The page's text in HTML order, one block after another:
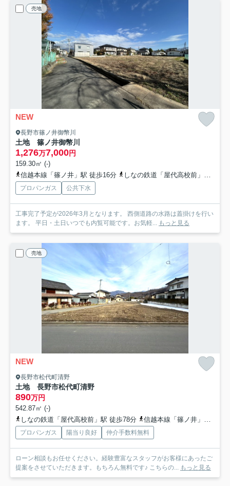
売地
NEW
長野市篠ノ井御幣川
土地 篠ノ井御幣川
1,276万7,000円
159.30㎡ (-)
信越本線「篠ノ井」駅 徒歩16分
しなの鉄道「屋代高校前」駅 徒歩32分
プロパンガス 公共下水
工事完了予定が2026年3月となります。 西側道路の水路は蓋掛けを行い
ます。 平日・土日いつでも内覧可能です。お気軽... もっと見る
売地
NEW
長野市松代町清野
土地 長野市松代町清野
890万円
542.87㎡ (-)
しなの鉄道「屋代高校前」駅 徒歩78分
信越本線「篠ノ井」駅 徒歩75分
プロパンガス 陽当り良好 仲介手数料無料
ローン相談もお任せください。経験豊富なスタッフがお客様にあったご
提案をさせていただきます。もちろん無料です♪ こちらの... もっと見る